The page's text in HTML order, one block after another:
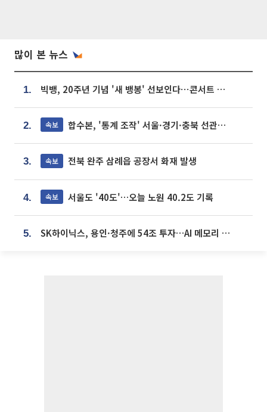
많이 본 뉴스
1. 빅뱅, 20주년 기념 '새 뱅봉' 선보인다⋯콘서트 앞두고 팝업 개최
2. 속보 합수본, '통계 조작' 서울·경기·충북 선관위 등 추가 압수수색
3. 속보 전북 완주 삼례읍 공장서 화재 발생
4. 속보 서울도 '40도'…오늘 노원 40.2도 기록
5. SK하이닉스, 용인·청주에 54조 투자…AI 메모리 생산기지 키운다